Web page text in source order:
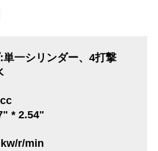
一シリンダー、4打撃
* 2.54"
r/min